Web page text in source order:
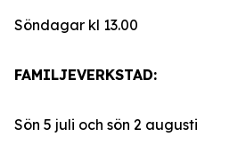
Söndagar kl 13.00
FAMILJEVERKSTAD:
Sön 5 juli och sön 2 augusti